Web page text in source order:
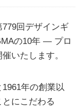
回デザインギ
の10年 ― プロ
いたします。
年の創業以
にこだわる